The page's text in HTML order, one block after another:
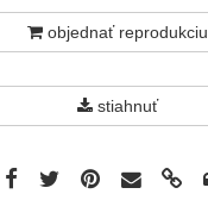
objednať reprodukciu
stiahnuť